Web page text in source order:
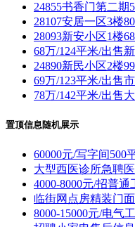
24855书香门第二期
28107安居一区3楼
28093新安小区1楼
68万/124平米/出售
24890新民小区2楼
69万/123平米/出售
78万/142平米/出售
置顶信息随机展示
60000元/写字间500
大型西医诊所急聘
4000-8000元/招普
临街网点房精装门
8000-15000元/电气